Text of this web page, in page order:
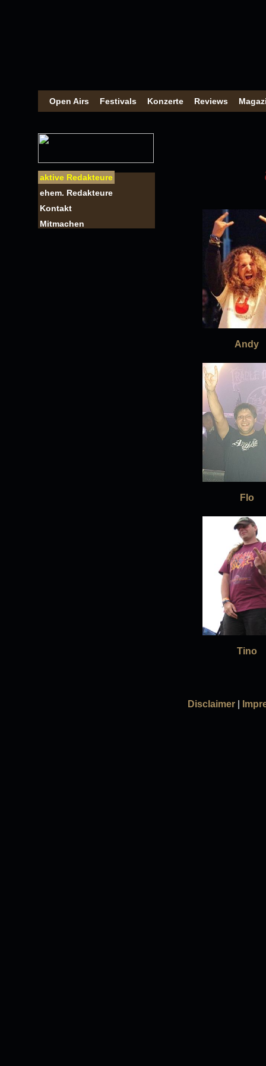
Open Airs Festivals Konzerte Reviews
aktive Redakteure
ehem. Redakteure
Kontakt
Mitmachen
Andy
Flo
Tino
Disclaimer|